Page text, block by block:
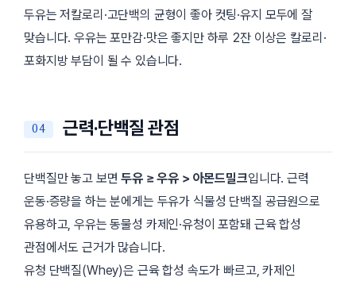
두유는 저칼로리·고단백의 균형이 좋아 컷팅·유지 모두에 잘
맞습니다. 우유는 포만감·맛은 좋지만 하루 2잔 이상은 칼로리·
포화지방 부담이 될 수 있습니다.
근력·단백질 관점
단백질만 놓고 보면두유 ≥ 우유 > 아몬드밀크입니다. 근력
운동·증량을 하는 분에게는 두유가 식물성 단백질 공급원으로
유용하고, 우유는 동물성 카제인·유청이 포함돼 근육 합성
관점에서도 근거가 많습니다.
유청 단백질(Whey)은 근육 합성 속도가 빠르고, 카제인